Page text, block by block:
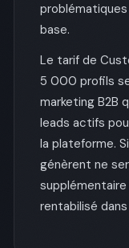
base.
Le tarif de
5 000 profils
marketing B2B
leads actifs
la plateforme.
génèrent ne
rentabilisé